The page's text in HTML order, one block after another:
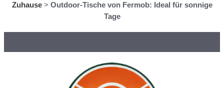
Zuhause> Outdoor-Tische von Fermob: Ideal für sonnige
Tage